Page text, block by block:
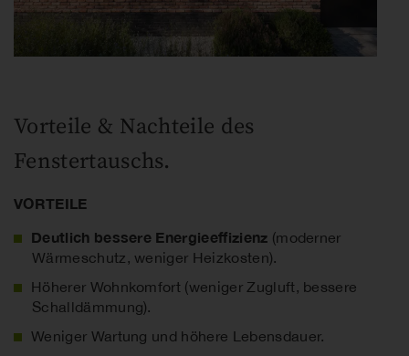
Vorteile & Nachteile des
Fenstertauschs.
VORTEILE
Deutlich bessere Energieeffizienz (moderner
Wärmeschutz, weniger Heizkosten).
Höherer Wohnkomfort (weniger Zugluft, bessere
Schalldämmung).
Weniger Wartung und höhere Lebensdauer.